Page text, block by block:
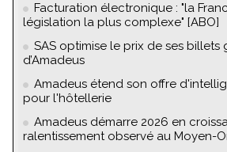
Facturation électronique : "la
législation la plus complexe" [ABO]
SAS optimise le prix de ses billets
d’Amadeus
Amadeus étend son offre
pour l'hôtellerie
Amadeus démarre 2026 en
ralentissement observé au Moyen-